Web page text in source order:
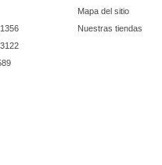
Mapa del sitio
Nuestras tiendas